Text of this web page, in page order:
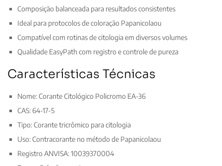
Composição balanceada para resultados consistentes
Ideal para protocolos de coloração Papanicolaou
Compatível com rotinas de citologia em diversos volumes
Qualidade EasyPath com registro e controle de pureza
Características Técnicas
Nome: Corante Citológico Policromo EA-36
CAS: 64-17-5
Tipo: Corante tricrômico para citologia
Uso: Contracorante no método de Papanicolaou
Registro ANVISA: 10039370004